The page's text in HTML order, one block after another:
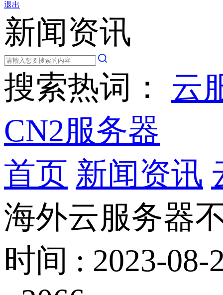
退出
新闻资讯
搜索热词： 云
CN2服务器
首页 新闻资讯
海外云服务器
时间 : 2023-08-